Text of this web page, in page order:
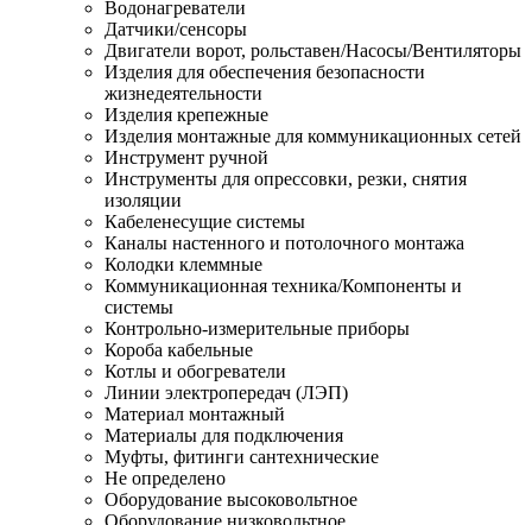
Водонагреватели
Датчики/сенсоры
Двигатели ворот, рольставен/Насосы/Вентиляторы
Изделия для обеспечения безопасности
жизнедеятельности
Изделия крепежные
Изделия монтажные для коммуникационных сетей
Инструмент ручной
Инструменты для опрессовки, резки, снятия
изоляции
Кабеленесущие системы
Каналы настенного и потолочного монтажа
Колодки клеммные
Коммуникационная техника/Компоненты и
системы
Контрольно-измерительные приборы
Короба кабельные
Котлы и обогреватели
Линии электропередач (ЛЭП)
Материал монтажный
Материалы для подключения
Муфты, фитинги сантехнические
Не определено
Оборудование высоковольтное
Оборудование низковольтное